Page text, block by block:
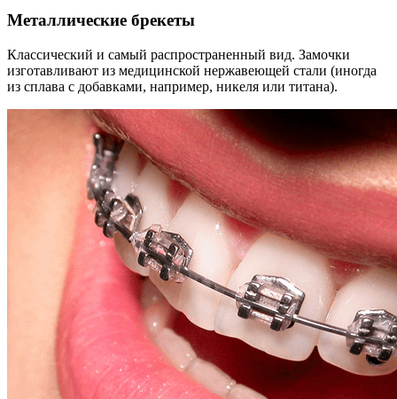
Металлические брекеты
Классический и самый распространенный вид. Замочки
изготавливают из медицинской нержавеющей стали (иногда
из сплава с добавками, например, никеля или титана).